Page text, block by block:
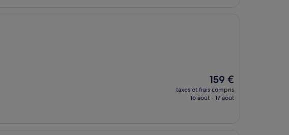
Le
nouveau
prix
159 €
taxes et frais compris
16 août - 17 août